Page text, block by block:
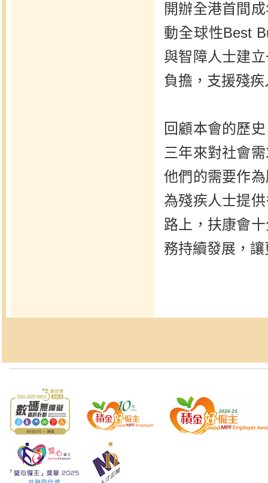
開辦全港首間
動全球性Best
與智障人士建
負擔，支援殘
回顧本會的歷
三年來對社會
他們的需要作
為殘疾人士提
路上，扶康會
務持續發展，